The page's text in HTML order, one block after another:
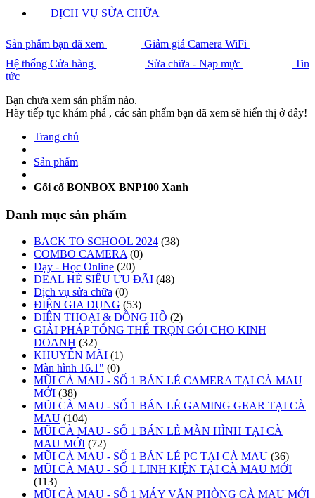
DỊCH VỤ SỬA CHỮA
Sản phẩm bạn đã xem
Giảm giá Camera WiFi
Hệ thống Cửa hàng
Sửa chữa - Nạp mực
Tin
tức
Bạn chưa xem sản phẩm nào.
Hãy tiếp tục khám phá , các sản phẩm bạn đã xem sẽ hiển thị ở đây!
Trang chủ
Sản phẩm
Gối cổ BONBOX BNP100 Xanh
Danh mục sản phẩm
BACK TO SCHOOL 2024 (38)
COMBO CAMERA (0)
Dạy - Học Online (20)
DEAL HÈ SIÊU ƯU ĐÃI (48)
Dịch vụ sửa chữa (0)
ĐIỆN GIA DỤNG (53)
ĐIỆN THOẠI & ĐỒNG HỒ (2)
GIẢI PHÁP TỔNG THỂ TRỌN GÓI CHO KINH
DOANH (32)
KHUYẾN MÃI (1)
Màn hình 16.1" (0)
MŨI CÀ MAU - SỐ 1 BÁN LẺ CAMERA TẠI CÀ MAU
MỚI (38)
MŨI CÀ MAU - SỐ 1 BÁN LẺ GAMING GEAR TẠI CÀ
MAU (104)
MŨI CÀ MAU - SỐ 1 BÁN LẺ MÀN HÌNH TẠI CÀ
MAU MỚI (72)
MŨI CÀ MAU - SỐ 1 BÁN LẺ PC TẠI CÀ MAU (36)
MŨI CÀ MAU - SỐ 1 LINH KIỆN TẠI CÀ MAU MỚI
(113)
MŨI CÀ MAU - SỐ 1 MÁY VĂN PHÒNG CÀ MAU MỚI